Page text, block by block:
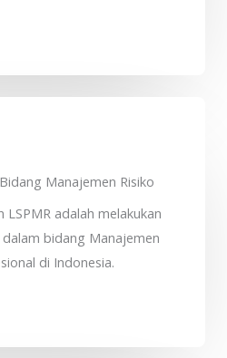
Manajemen Risiko
adalah melakukan
bidang Manajemen
di Indonesia.